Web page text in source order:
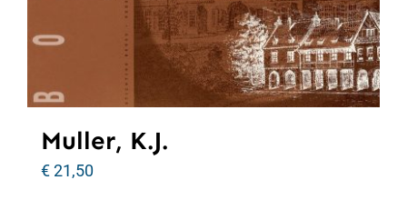
Muller, K.J.
€21,50